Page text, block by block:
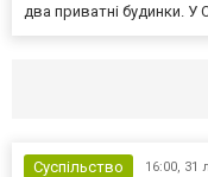
два приватні будинки. У
Суспільство 16:00, 31